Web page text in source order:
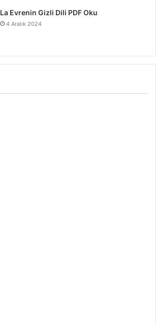
La Evrenin Gizli Dili PDF Oku
4 Aralık 2024